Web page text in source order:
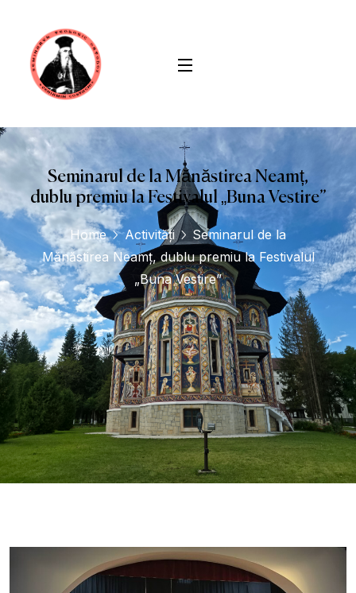
Seminarul de la Mănăstirea Neamț,
dublu premiu la Festivalul „Buna Vestire”
Home Activități
Seminarul de la
Mănăstirea Neamț, dublu premiu la Festivalul
„Buna Vestire”